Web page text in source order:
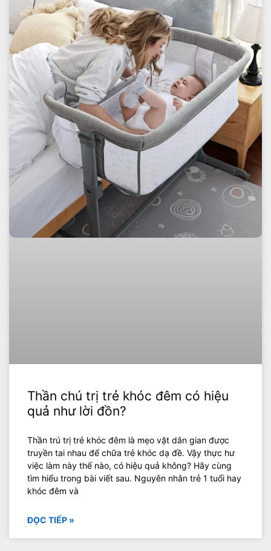
Thần chú trị trẻ khóc đêm có hiệu
quả như lời đồn?
Thần trú trị trẻ khóc đêm là mẹo vặt dân gian được
truyền tai nhau để chữa trẻ khóc dạ đề. Vậy thực hư
việc làm này thế nào, có hiệu quả không? Hãy cùng
tìm hiểu trong bài viết sau. Nguyên nhân trẻ 1 tuổi hay
khóc đêm và
ĐỌC TIẾP »